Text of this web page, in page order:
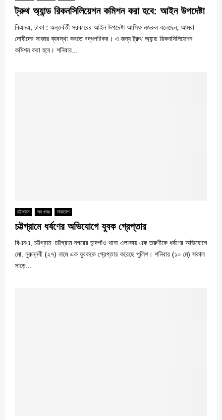
ট্রুথ অ্যান্ড রিকনসিলিয়েশন কমিশন করা হবে: আইন উপদেষ্টা
বিএনএ, ঢাকা : অন্তর্বর্তী সরকারের আইন উপদেষ্টা আসিফ নজরুল বলেছেন, আমরা
দোষীদের সাজার ব্যবস্থা করতে বদ্ধপরিকর। এ জন্য ট্রুথ অ্যান্ড রিকনসিলিয়েশন
কমিশন করা হবে। শনিবার...
চট্টগ্রাম সব খবর সারাদেশ
চট্টগ্রামে ধর্ষণের অভিযোগে যুবক গ্রেপ্তার
বিএনএ, চট্টগ্রাম: চট্টগ্রাম নগরের চান্দগাঁও থানা এলাকায় এক তরুণীকে ধর্ষণের অভিযোগে
মো. নুরুন্নবী (২৭) নামে এক যুবককে গ্রেপ্তার করেছে পুলিশ। শনিবার (১০ মে) সকাল
সাড়ে...